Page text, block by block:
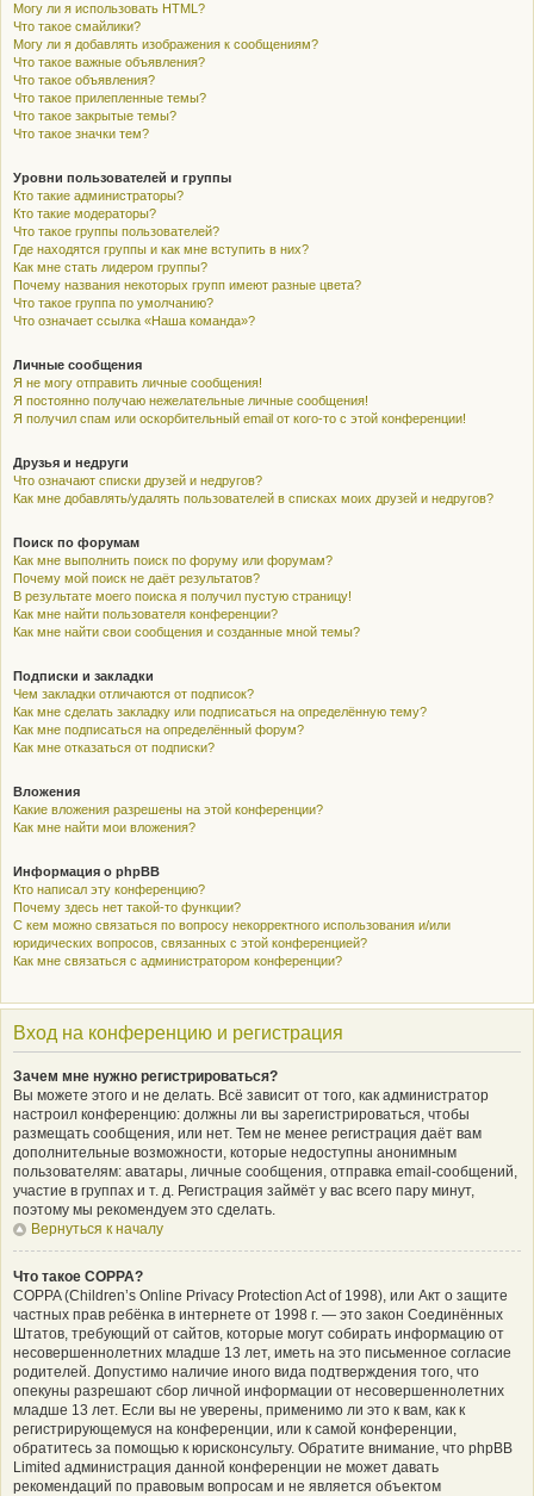
Могу ли я использовать HTML?
Что такое смайлики?
Могу ли я добавлять изображения к сообщениям?
Что такое важные объявления?
Что такое объявления?
Что такое прилепленные темы?
Что такое закрытые темы?
Что такое значки тем?
Уровни пользователей и группы
Кто такие администраторы?
Кто такие модераторы?
Что такое группы пользователей?
Где находятся группы и как мне вступить в них?
Как мне стать лидером группы?
Почему названия некоторых групп имеют разные цвета?
Что такое группа по умолчанию?
Что означает ссылка «Наша команда»?
Личные сообщения
Я не могу отправить личные сообщения!
Я постоянно получаю нежелательные личные сообщения!
Я получил спам или оскорбительный email от кого-то с этой конференции!
Друзья и недруги
Что означают списки друзей и недругов?
Как мне добавлять/удалять пользователей в списках моих друзей и недругов?
Поиск по форумам
Как мне выполнить поиск по форуму или форумам?
Почему мой поиск не даёт результатов?
В результате моего поиска я получил пустую страницу!
Как мне найти пользователя конференции?
Как мне найти свои сообщения и созданные мной темы?
Подписки и закладки
Чем закладки отличаются от подписок?
Как мне сделать закладку или подписаться на определённую тему?
Как мне подписаться на определённый форум?
Как мне отказаться от подписки?
Вложения
Какие вложения разрешены на этой конференции?
Как мне найти мои вложения?
Информация о phpBB
Кто написал эту конференцию?
Почему здесь нет такой-то функции?
С кем можно связаться по вопросу некорректного использования и/или
юридических вопросов, связанных с этой конференцией?
Как мне связаться с администратором конференции?
Вход на конференцию и регистрация
Зачем мне нужно регистрироваться?
Вы можете этого и не делать. Всё зависит от того, как администратор
настроил конференцию: должны ли вы зарегистрироваться, чтобы
размещать сообщения, или нет. Тем не менее регистрация даёт вам
дополнительные возможности, которые недоступны анонимным
пользователям: аватары, личные сообщения, отправка email-сообщений,
участие в группах и т. д. Регистрация займёт у вас всего пару минут,
поэтому мы рекомендуем это сделать.
Вернуться к началу
Что такое COPPA?
COPPA (Children’s Online Privacy Protection Act of 1998), или Акт о защите
частных прав ребёнка в интернете от 1998 г. — это закон Соединённых
Штатов, требующий от сайтов, которые могут собирать информацию от
несовершеннолетних младше 13 лет, иметь на это письменное согласие
родителей. Допустимо наличие иного вида подтверждения того, что
опекуны разрешают сбор личной информации от несовершеннолетних
младше 13 лет. Если вы не уверены, применимо ли это к вам, как к
регистрирующемуся на конференции, или к самой конференции,
обратитесь за помощью к юрисконсульту. Обратите внимание, что phpBB
Limited администрация данной конференции не может давать
рекомендаций по правовым вопросам и не является объектом